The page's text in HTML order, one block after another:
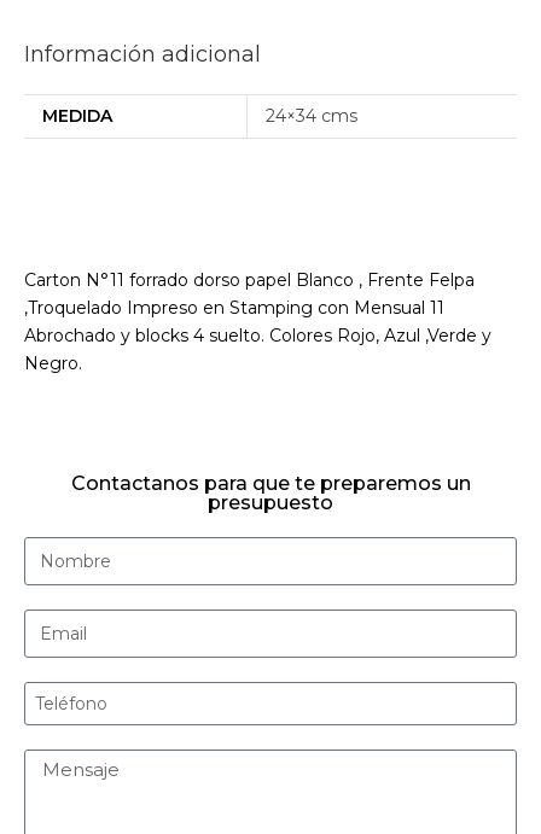
Información adicional
MEDIDA 24×34 cms
Carton N°11 forrado dorso papel Blanco , Frente Felpa
,Troquelado Impreso en Stamping con Mensual 11
Abrochado y blocks 4 suelto. Colores Rojo, Azul ,Verde y
Negro.
Contactanos para que te preparemos un
presupuesto